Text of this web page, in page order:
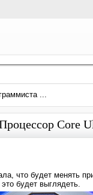
...
Core
что будет менять
будет выглядеть.